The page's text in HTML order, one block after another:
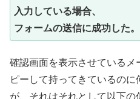
入力している場合、
フォームの送信に成功した。
確認画面を表示させているメ
ピーして持ってきているの
が、それはそれとして以下の